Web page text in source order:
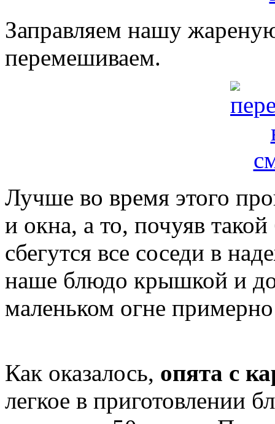
Заправляем нашу
перемешиваем.
Лучше во время этого
и окна, а то, почуяв
сбегутся все соседи в
наше блюдо крышкой и
маленьком огне
Как оказалось, опята с
легкое в приготовлении